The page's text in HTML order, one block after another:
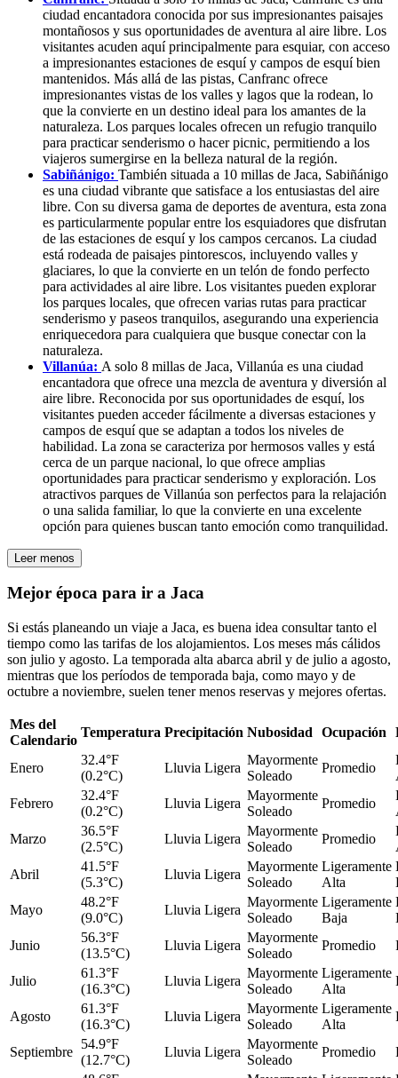
ciudad encantadora conocida por sus impresionantes paisajes
montañosos y sus oportunidades de aventura al aire libre. Los
visitantes acuden aquí principalmente para esquiar, con acceso
a impresionantes estaciones de esquí y campos de esquí bien
mantenidos. Más allá de las pistas, Canfranc ofrece
impresionantes vistas de los valles y lagos que la rodean, lo
que la convierte en un destino ideal para los amantes de la
naturaleza. Los parques locales ofrecen un refugio tranquilo
para practicar senderismo o hacer picnic, permitiendo a los
viajeros sumergirse en la belleza natural de la región.
Sabiñánigo: También situada a 10 millas de Jaca, Sabiñánigo
es una ciudad vibrante que satisface a los entusiastas del aire
libre. Con su diversa gama de deportes de aventura, esta zona
es particularmente popular entre los esquiadores que disfrutan
de las estaciones de esquí y los campos cercanos. La ciudad
está rodeada de paisajes pintorescos, incluyendo valles y
glaciares, lo que la convierte en un telón de fondo perfecto
para actividades al aire libre. Los visitantes pueden explorar
los parques locales, que ofrecen varias rutas para practicar
senderismo y paseos tranquilos, asegurando una experiencia
enriquecedora para cualquiera que busque conectar con la
naturaleza.
Villanúa: A solo 8 millas de Jaca, Villanúa es una ciudad
encantadora que ofrece una mezcla de aventura y diversión al
aire libre. Reconocida por sus oportunidades de esquí, los
visitantes pueden acceder fácilmente a diversas estaciones y
campos de esquí que se adaptan a todos los niveles de
habilidad. La zona se caracteriza por hermosos valles y está
cerca de un parque nacional, lo que ofrece amplias
oportunidades para practicar senderismo y exploración. Los
atractivos parques de Villanúa son perfectos para la relajación
o una salida familiar, lo que la convierte en una excelente
opción para quienes buscan tanto emoción como tranquilidad.
Leer menos
Mejor época para ir a Jaca
Si estás planeando un viaje a Jaca, es buena idea consultar tanto el
tiempo como las tarifas de los alojamientos. Los meses más cálidos
son julio y agosto. La temporada alta abarca abril y de julio a agosto,
mientras que los períodos de temporada baja, como mayo y de
octubre a noviembre, suelen tener menos reservas y mejores ofertas.
Mes del
Calendario
Temperatura Precipitación Nubosidad Ocupación
Enero
32.4°F
(0.2°C)
Lluvia Ligera
Mayormente
Soleado
Promedio
Febrero
32.4°F
(0.2°C)
Lluvia Ligera
Mayormente
Soleado
Promedio
Marzo
36.5°F
(2.5°C)
Lluvia Ligera
Mayormente
Soleado
Promedio
Abril
41.5°F
(5.3°C)
Lluvia Ligera
Mayormente
Soleado
Ligeramente
Alta
Mayo
48.2°F
(9.0°C)
Lluvia Ligera
Mayormente
Soleado
Ligeramente
Baja
Junio
56.3°F
(13.5°C)
Lluvia Ligera
Mayormente
Soleado
Promedio
Julio
61.3°F
(16.3°C)
Lluvia Ligera
Mayormente
Soleado
Ligeramente
Alta
Agosto
61.3°F
(16.3°C)
Lluvia Ligera
Mayormente
Soleado
Ligeramente
Alta
Septiembre
54.9°F
(12.7°C)
Lluvia Ligera
Mayormente
Soleado
Promedio